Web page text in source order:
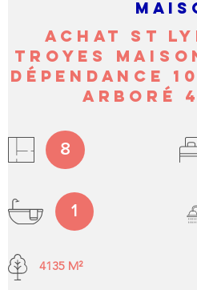
ACHAT ST
TROYES
DÉPENDANCE
ARBORÉ
8
1
4135 M²